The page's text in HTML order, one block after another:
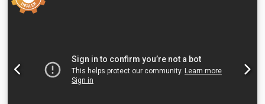
noža Automatsko podešavanje kopče Brzina 50.000 ciklusa
Godina 2006 - serijski broj 0-00421 Radna širina maks.
940mm / Radna širina maks. 940mm Crjdpferp En Uox Ap
Ajf Online video inspekcija preko Skipe-Video Bili bismo